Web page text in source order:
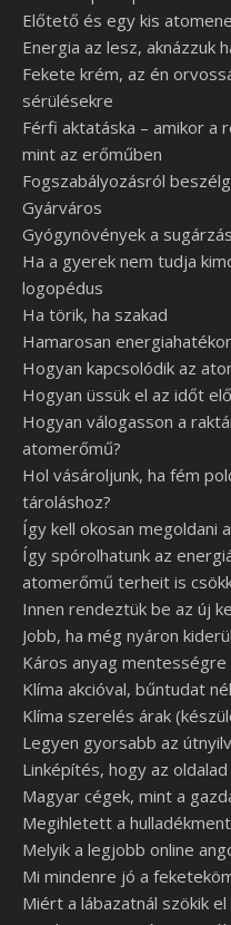
Előtető és egy kis
Energia az lesz, aknázzuk
Fekete krém, az én
sérülésekre
Férfi aktatáska – amikor a
mint az erőműben
Fogszabályozásról
Gyárváros
Gyógynövények a
Ha a gyerek nem tudja
logopédus
Ha törik, ha szakad
Hamarosan
Hogyan kapcsolódik az
Hogyan üssük el az időt
Hogyan válogasson a
atomerőmű?
Hol vásároljunk, ha fém
tároláshoz?
Így kell okosan megoldani
Így spórolhatunk az
atomerőmű terheit is
Innen rendeztük be az új
Jobb, ha még nyáron
Káros anyag mentességre
Klíma akcióval, bűntudat
Klíma szerelés árak
Legyen gyorsabb az
Linképítés, hogy az
Magyar cégek, mint a
Megihletett a
Melyik a legjobb online
Mi mindenre jó a
Miért a lábazatnál szökik